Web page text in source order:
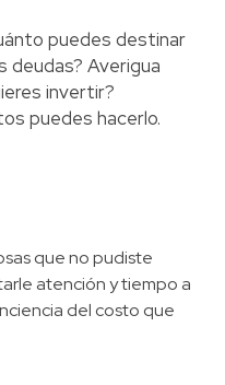
puedes destinar
deudas? Averigua
invertir?
puedes hacerlo.
que no pudiste
atención y tiempo a
del costo que